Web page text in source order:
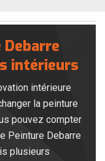
intérieurs
intérieure
la peinture
pouvez compter
Peinture Debarre
plusieurs